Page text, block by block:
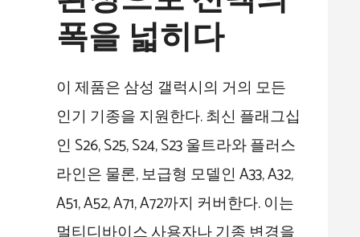
폭을 넓히다
이 제품은 삼성 갤럭시의 거의 모든
인기 기종을 지원한다. 최신 플래그십
인 S26, S25, S24, S23 울트라와 플러스
라인은 물론, 보급형 모델인 A33, A32,
A51, A52, A71, A72까지 커버한다. 이는